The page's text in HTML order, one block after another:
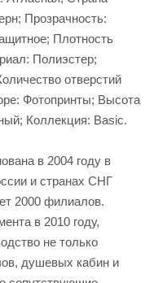
Прозрачность:
Плотность
Полиэстер;
отверстий
Фотопринты; Высота
Коллекция: Basic.
в 2004 году в
и странах СНГ
2000 филиалов.
в 2010 году,
не только
душевых кабин и